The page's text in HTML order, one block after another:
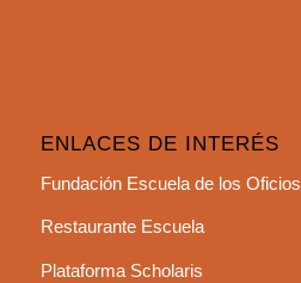
ENLACES DE INTERÉS
Fundación Escuela de los Oficios
Restaurante Escuela
Plataforma Scholaris